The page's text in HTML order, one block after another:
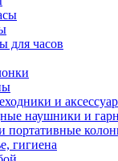
для часов
и
наушники и
портативные
гигиена